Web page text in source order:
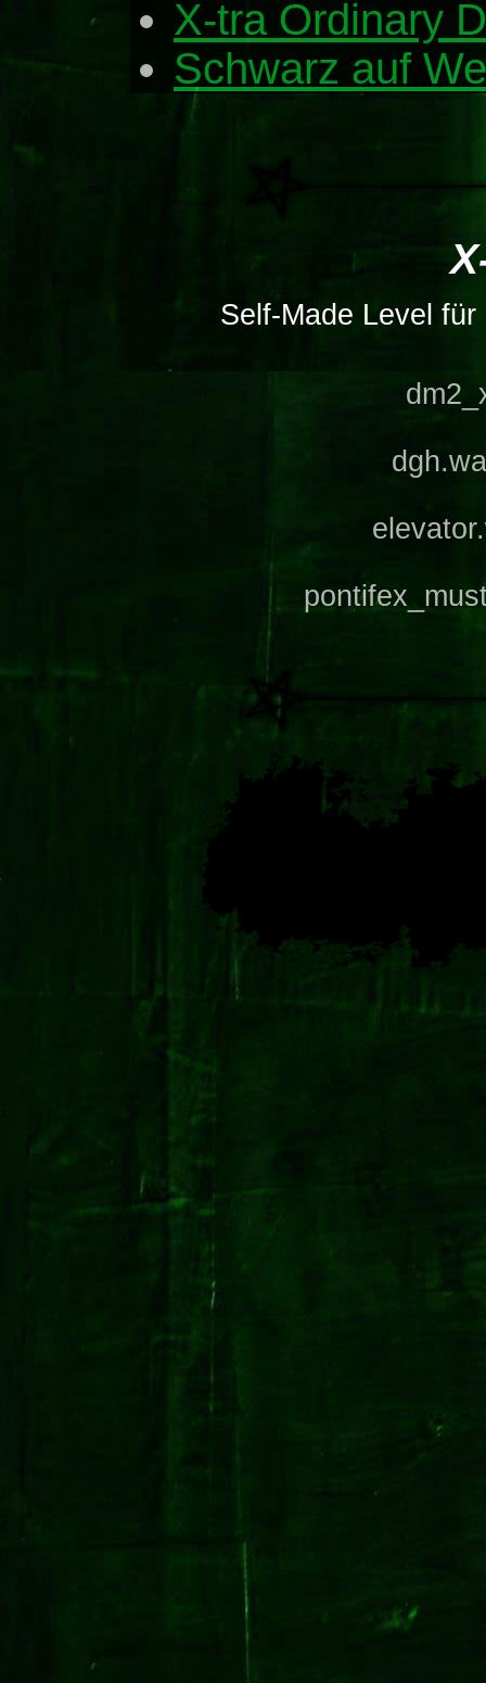
X-tra Ordinary
Schwarz auf
Self-Made Level